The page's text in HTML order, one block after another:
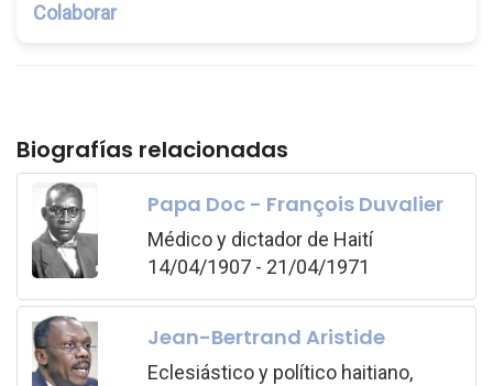
Colaborar
Biografías relacionadas
Papa Doc - François Duvalier
Médico y dictador de Haití
14/04/1907 - 21/04/1971
Jean-Bertrand Aristide
Eclesiástico y político haitiano,